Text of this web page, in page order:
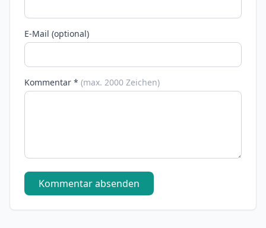
E-Mail (optional)
Kommentar * (max. 2000 Zeichen)
Kommentar absenden